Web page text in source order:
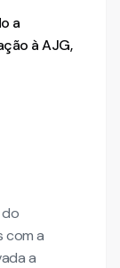
a
à AJG,
com a
a